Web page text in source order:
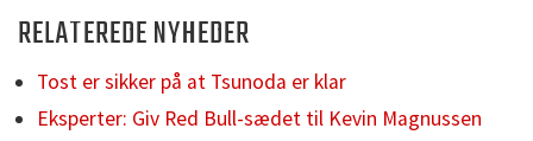
RELATEREDE NYHEDER
Tost er sikker på at Tsunoda er klar
Eksperter: Giv Red Bull-sædet til Kevin Magnussen